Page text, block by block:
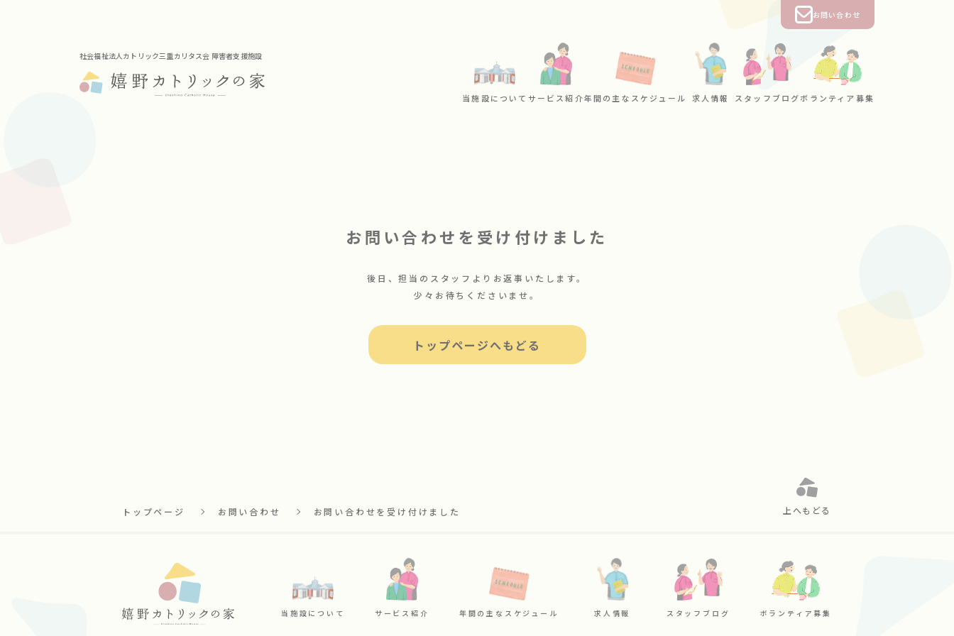
社会福祉法人カトリック三重カリタス会 障害者支援施設
当施設について サービス紹介年間の主なスケジュール 求人情報 スタッフブログボランティア募集
お問い合わせ
お問い合わせを 受け付けました
後日、担当のスタッフよりお返事いたします。
少々お待ちくださいませ。
トップページへもどる
トップページ お問い合わせ お問い合わせを受け付けました 上へもどる
当施設について サービス紹介 年間の主なスケジュール 求人情報 スタッフブログ ボランティア募集